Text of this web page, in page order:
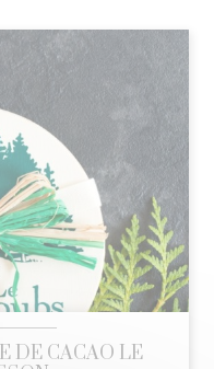
DE CACAO LE